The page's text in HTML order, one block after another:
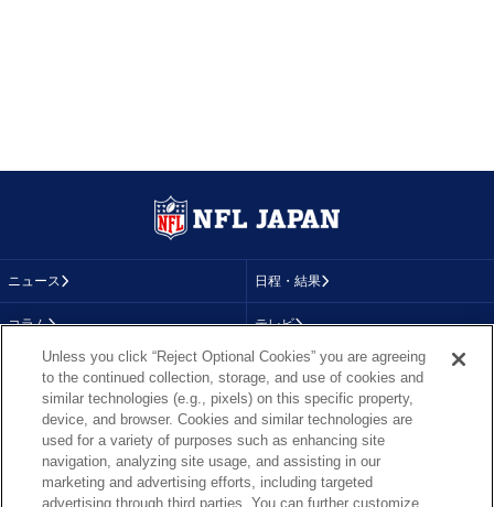
ニュース 日程・結果
コラム テレビ
順位表
About NFL
More NFL 特集
Unless you click “Reject Optional Cookies” you are agreeing
to the continued collection, storage, and use of cookies and
similar technologies (e.g., pixels) on this specific property,
device, and browser. Cookies and similar technologies are
used for a variety of purposes such as enhancing site
navigation, analyzing site usage, and assisting in our
marketing and advertising efforts, including targeted
advertising through third parties. You can further customize